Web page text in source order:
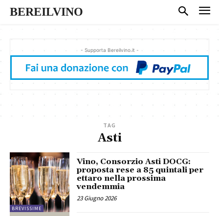
BEREILVINO
- Supporta Bereilvino.it -
TAG
Asti
BREVISSIME
Vino, Consorzio Asti DOCG:
proposta rese a 85 quintali per
ettaro nella prossima
vendemmia
23 Giugno 2026